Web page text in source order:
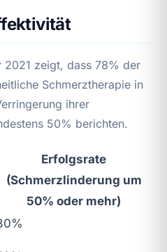
2021 zeigt, dass 78% der
Schmerztherapie in
ihrer
50% berichten.
Erfolgsrate
(Schmerzlinderung um
50% oder mehr)